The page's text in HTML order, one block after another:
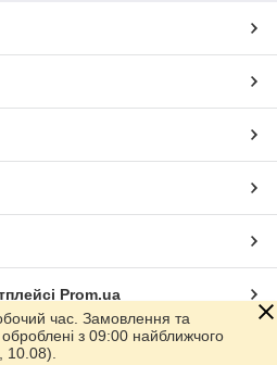
Prom.ua
час. Замовлення та
з 09:00 найближчого
10.08).